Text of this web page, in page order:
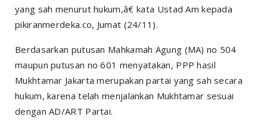
yang sah menurut hukum,â€ kata Ustad Am kepada
pikiranmerdeka.co, Jumat (24/11).
Berdasarkan putusan Mahkamah Agung (MA) no 504
maupun putusan no 601 menyatakan, PPP hasil
Mukhtamar Jakarta merupakan partai yang sah secara
hukum, karena telah menjalankan Mukhtamar sesuai
dengan AD/ART Partai.